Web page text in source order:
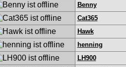
Benny
Cat365
Hawk
henning
LH900